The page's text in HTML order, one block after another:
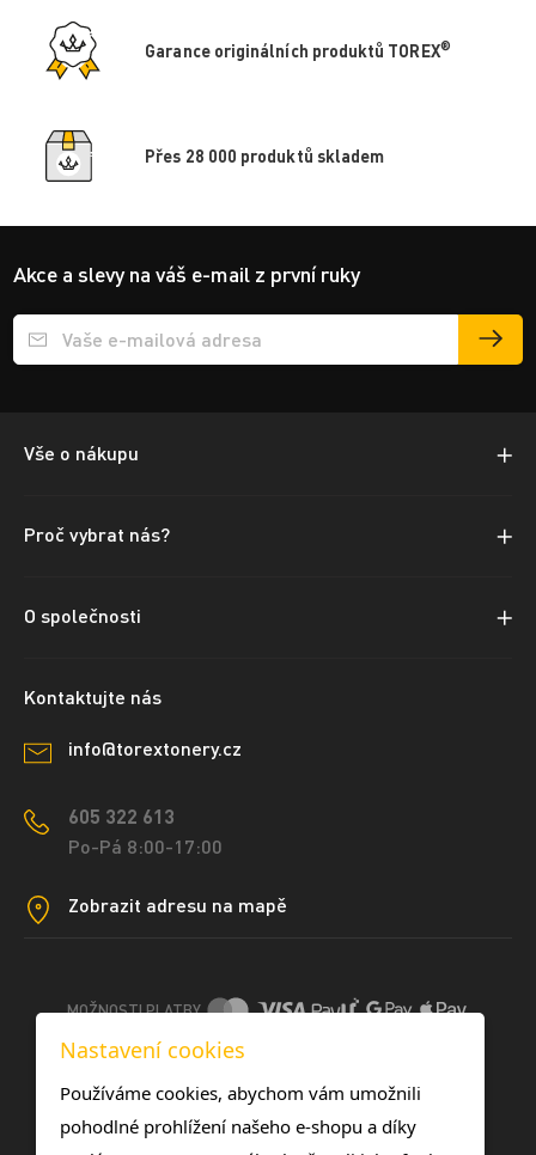
Garance originálních produktů TOREX®
Přes 28 000 produktů skladem
Akce a slevy na váš e-mail z první ruky
Přihlášení e-mailu k odběru
Vše o nákupu
Proč vybrat nás?
O společnosti
Kontaktujte nás
info@torextonery.cz
605 322 613
Po-Pá 8:00-17:00
Zobrazit adresu na mapě
MOŽNOSTI PLATBY
DOPRAVNÍ METODY
Nastavení cookies
Používáme cookies, abychom vám umožnili
pohodlné prohlížení našeho e-shopu a díky